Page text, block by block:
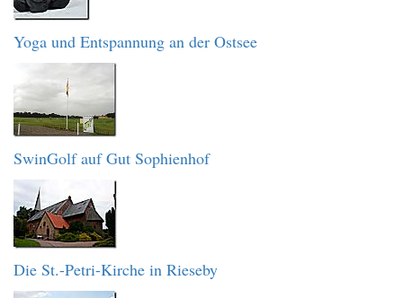
Yoga und Entspannung an der Ostsee
SwinGolf auf Gut Sophienhof
Die St.-Petri-Kirche in Rieseby